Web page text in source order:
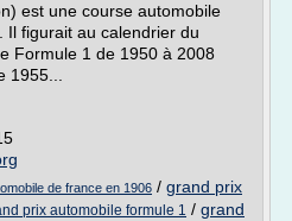
est une course automobile
Il figurait au calendrier du
Formule 1 de 1950 à 2008
de france en 1906 / grand prix
prix automobile formule 1 / grand